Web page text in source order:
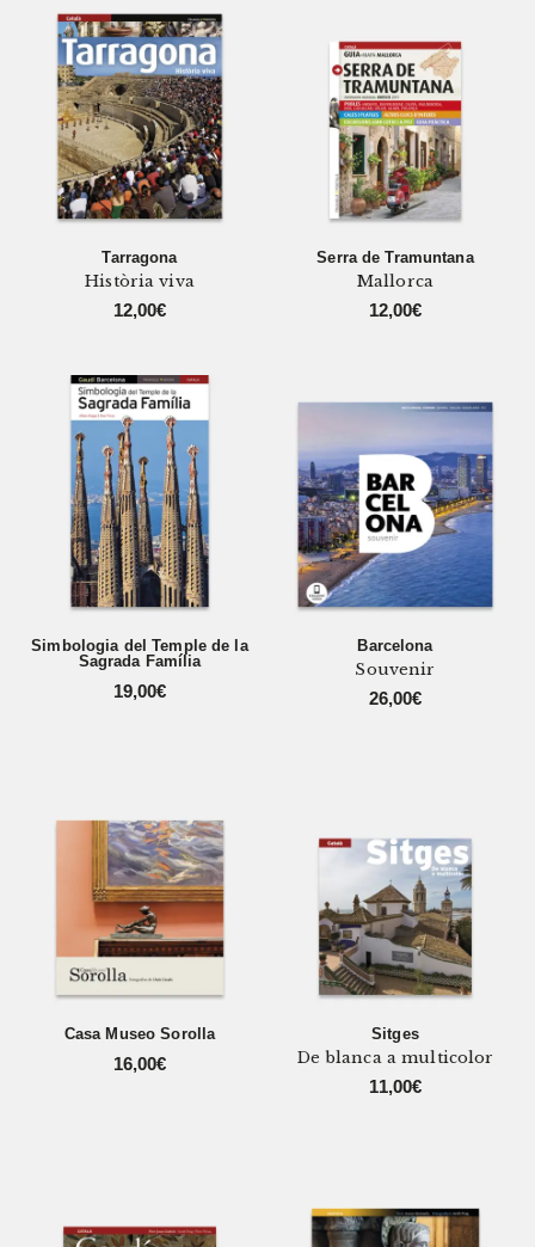
Tarragona
Història viva
12,00€
Serra de Tramuntana
Mallorca
12,00€
Simbologia del Temple de la
Sagrada Família
19,00€
Barcelona
Souvenir
26,00€
Casa Museo Sorolla
16,00€
Sitges
De blanca a multicolor
11,00€